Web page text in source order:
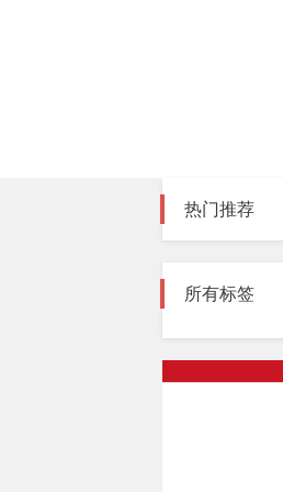
热门推荐
所有标签